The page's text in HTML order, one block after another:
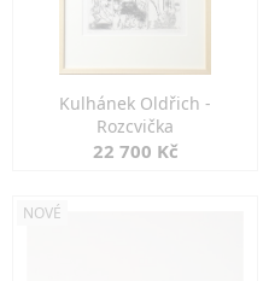
Kulhánek Oldřich -
Rozcvička
22 700 Kč
NOVÉ